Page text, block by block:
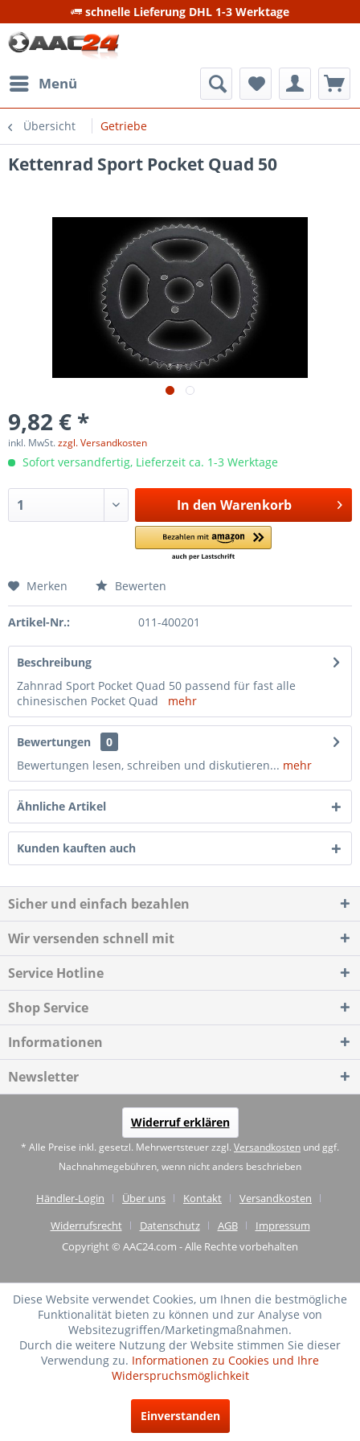
schnelle Lieferung DHL 1-3 Werktage
Menü
Übersicht Getriebe
Kettenrad Sport Pocket Quad 50
9,82 € *
inkl. MwSt.zzgl. Versandkosten
Sofort versandfertig, Lieferzeit ca. 1-3 Werktage
In den Warenkorb
Merken Bewerten
Artikel-Nr.: 011-400201
Beschreibung
Zahnrad Sport Pocket Quad 50 passend für fast alle
chinesischen Pocket Quad mehr
Bewertungen
0
Bewertungen lesen, schreiben und diskutieren... mehr
Ähnliche Artikel
Kunden kauften auch
Sicher und einfach bezahlen
Wir versenden schnell mit
Service Hotline
Shop Service
Informationen
Newsletter
Widerruf erklären
* Alle Preise inkl. gesetzl. Mehrwertsteuer zzgl. Versandkosten und ggf.
Nachnahmegebühren, wenn nicht anders beschrieben
Händler-Login Über uns Kontakt
Versandkosten
Widerrufsrecht
Datenschutz AGB
Impressum
Copyright © AAC24.com - Alle Rechte vorbehalten
Diese Website verwendet Cookies, um Ihnen die bestmögliche
Funktionalität bieten zu können und zur Analyse von
Websitezugriffen/Marketingmaßnahmen.
Durch die weitere Nutzung der Website stimmen Sie dieser
Verwendung zu. Informationen zu Cookies und Ihre
Widerspruchsmöglichkeit
Einverstanden
(4.75 / 5)
Bewertungen bei: shopvote.de ⓘ